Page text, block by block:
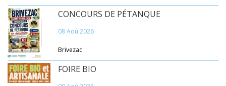
CONCOURS DE PÉTANQUE
08 Aoû 2026
Brivezac
FOIRE BIO